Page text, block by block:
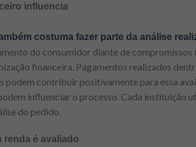
influencia
costuma fazer parte da análise
do consumidor diante de
financeira. Pagamentos realizados
contribuir positivamente para essa
influenciar o processo. Cada instituição
do pedido.
renda é avaliado